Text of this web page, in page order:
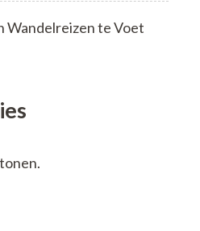
Wandelreizen te Voet